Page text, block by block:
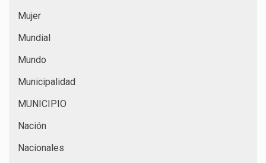
Mujer
Mundial
Mundo
Municipalidad
MUNICIPIO
Nación
Nacionales